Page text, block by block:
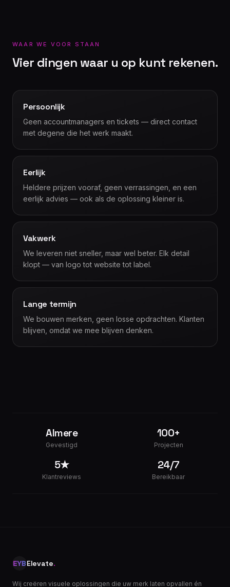
WAAR WE VOOR STAAN
Vier dingen waar u op kunt rekenen.
Persoonlijk
Geen accountmanagers en tickets — direct contact
met degene die het werk maakt.
Eerlijk
Heldere prijzen vooraf, geen verrassingen, en een
eerlijk advies — ook als de oplossing kleiner is.
Vakwerk
We leveren niet sneller, maar wel beter. Elk detail
klopt — van logo tot website tot label.
Lange termijn
We bouwen merken, geen losse opdrachten. Klanten
blijven, omdat we mee blijven denken.
Almere
Gevestigd
100+
Projecten
5★
Klantreviews
24/7
Bereikbaar
Elevate.
Wij creëren visuele oplossingen die uw merk laten opvallen én